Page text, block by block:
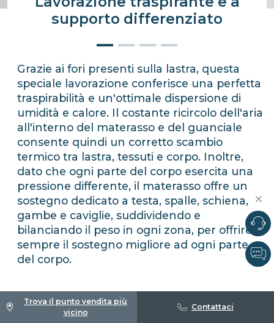
Trova il punto vendita più
vicino
Contattaci
supporto differenziato
Grazie ai fori presenti sulla lastra, questa
speciale lavorazione conferisce una perfetta
traspirabilità e un'ottimale dispersione di
umidità e calore. Il costante ricircolo dell'aria
all'interno del materasso e del guanciale
consente quindi un corretto scambio
termico tra lastra, tessuti e corpo. Inoltre,
dato che ogni parte del corpo esercita una
pressione differente, il materasso offre un
sostegno dedicato a testa, spalle, schiena,
gambe e caviglie, suddividendo e
bilanciando il peso in ogni zona, per offrire
sempre il sostegno migliore ad ogni parte
del corpo.